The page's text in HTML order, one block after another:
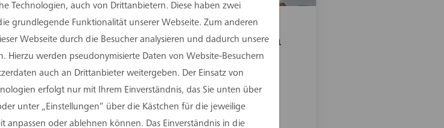
kleine
bewirken.
24. April 2020
Lernwelten von Morgen
Technologien, auch von Drittanbietern. Diese haben zwei
grundlegende Funktionalität unserer Webseite. Zum anderen
Webseite durch die Besucher analysieren und dadurch unsere
Hierzu werden pseudonymisierte Daten von Website-Besuchern
auch an Drittanbieter weitergeben. Der Einsatz von
erfolgt nur mit Ihrem Einverständnis, das Sie unten über
unter „Einstellungen“ über die Kästchen für die jeweilige
anpassen oder ablehnen können. Das Einverständnis in die